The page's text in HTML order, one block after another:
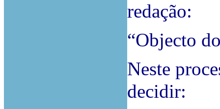
redação:
“Objecto
Neste
decidir: